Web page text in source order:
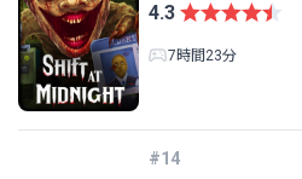
4.3
7時間23分
#14